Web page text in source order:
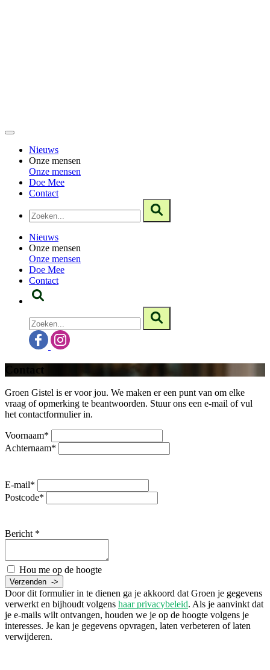
Nieuws
Onze mensen
Onze mensen
Doe Mee
Contact
Nieuws
Onze mensen
Onze mensen
Doe Mee
Contact
Contact
Groen Gistel is er voor jou. We maken er een punt van om elke
vraag of opmerking te beantwoorden. Stuur ons een e‑mail of vul
het contactformulier in.
Voornaam*
Achternaam*
E-mail*
Postcode*
Bericht *
Hou me op de hoogte
Door dit formulier in te dienen ga je akkoord dat Groen je gegevens
verwerkt en bijhoudt volgens haar privacybeleid. Als je aanvinkt dat
je e-mails wilt ontvangen, houden we je op de hoogte volgens je
interesses. Je kan je gegevens opvragen, laten verbeteren of laten
verwijderen.